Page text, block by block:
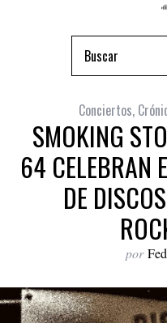
Conciertos,
SMOKING
64 CELEBRAN
DE
por